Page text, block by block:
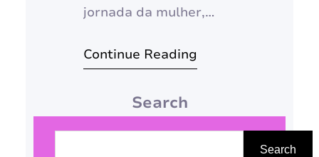
jornada da mulher,
em uma névoa de informações
infundados. Longe de ser um
período de transição sinaliza o
Continue Reading
Search
Search